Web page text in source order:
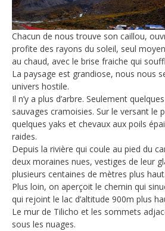
Chacun de nous trouve son caillou,
profite des rayons du soleil, seul
au chaud, avec le brise fraiche qui
La paysage est grandiose, nous nous
univers hostile.
Il n’y a plus d’arbre. Seulement
sauvages cramoisies. Sur le versant le
quelques yaks et chevaux aux poils
raides.
Depuis la rivière qui coule au pied du
deux moraines nues, vestiges de leur
plusieurs centaines de mètres plus haut.
Plus loin, on aperçoit le chemin qui
qui rejoint le lac d’altitude 900m plus
Le mur de Tilicho et les sommets
sous les nuages.